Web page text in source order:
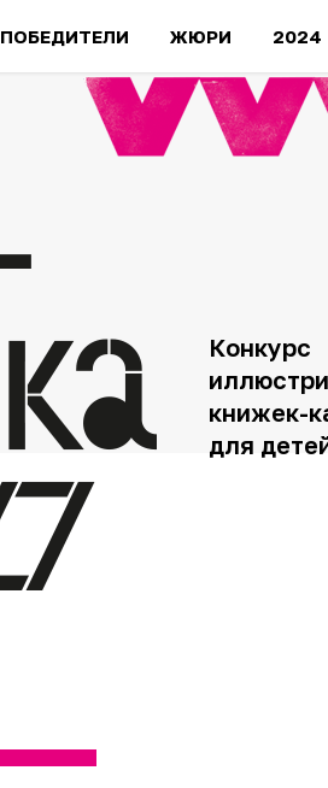
ПОБЕДИТЕЛИ ЖЮРИ 2024
Конкурс
книжек-
для